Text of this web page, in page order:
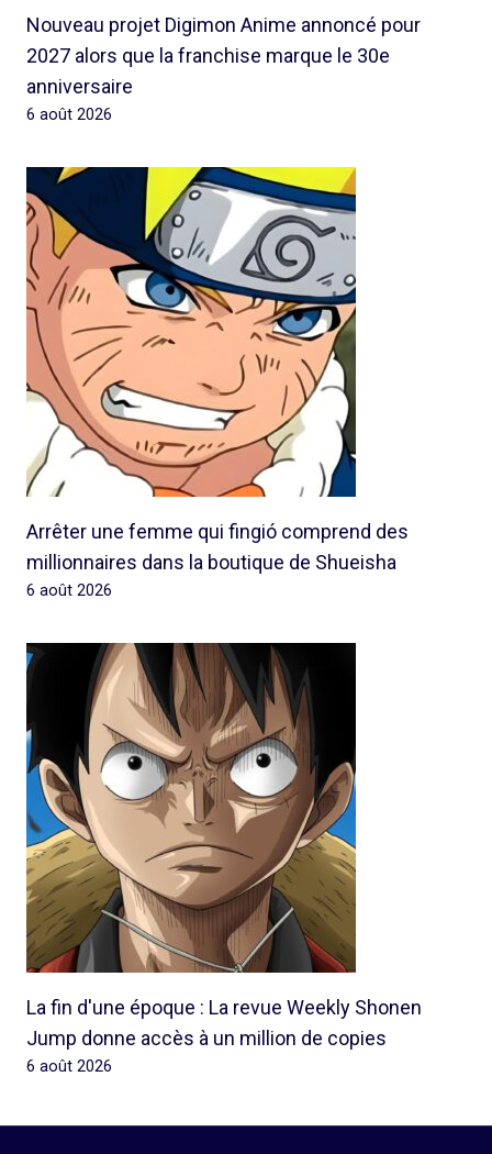
Nouveau projet Digimon Anime annoncé pour
2027 alors que la franchise marque le 30e
anniversaire
6 août 2026
Arrêter une femme qui fingió comprend des
millionnaires dans la boutique de Shueisha
6 août 2026
La fin d'une époque : La revue Weekly Shonen
Jump donne accès à un million de copies
6 août 2026